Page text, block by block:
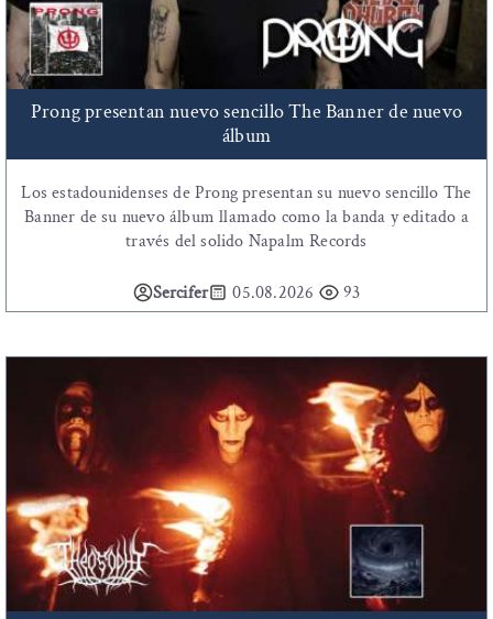
Prong presentan nuevo sencillo The Banner de nuevo
álbum
Los estadounidenses de Prong presentan su nuevo sencillo The
Banner de su nuevo álbum llamado como la banda y editado a
través del solido Napalm Records
Sercifer 05.08.2026 93